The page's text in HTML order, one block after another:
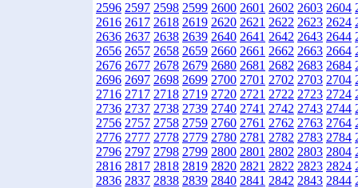
2596 2597 2598 2599 2600 2601 2602 2603 2604
2616 2617 2618 2619 2620 2621 2622 2623 2624
2636 2637 2638 2639 2640 2641 2642 2643 2644
2656 2657 2658 2659 2660 2661 2662 2663 2664
2676 2677 2678 2679 2680 2681 2682 2683 2684
2696 2697 2698 2699 2700 2701 2702 2703 2704
2716 2717 2718 2719 2720 2721 2722 2723 2724
2736 2737 2738 2739 2740 2741 2742 2743 2744
2756 2757 2758 2759 2760 2761 2762 2763 2764
2776 2777 2778 2779 2780 2781 2782 2783 2784
2796 2797 2798 2799 2800 2801 2802 2803 2804
2816 2817 2818 2819 2820 2821 2822 2823 2824
2836 2837 2838 2839 2840 2841 2842 2843 2844